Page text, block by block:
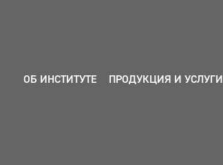
ОБ ИНСТИТУТЕ ПРОДУКЦИЯ И УСЛУГИ